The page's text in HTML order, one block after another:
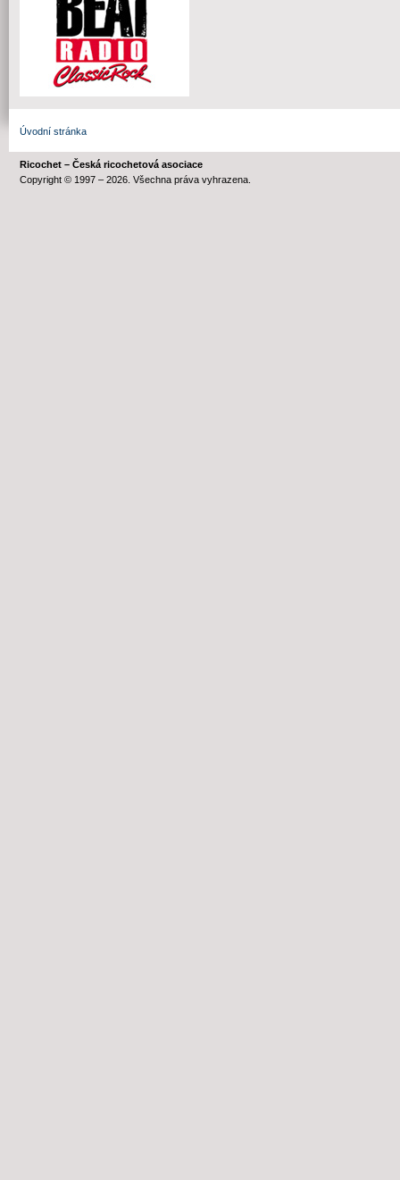
Úvodní stránka
Ricochet – Česká ricochetová asociace
Copyright © 1997 – 2026. Všechna práva vyhrazena.